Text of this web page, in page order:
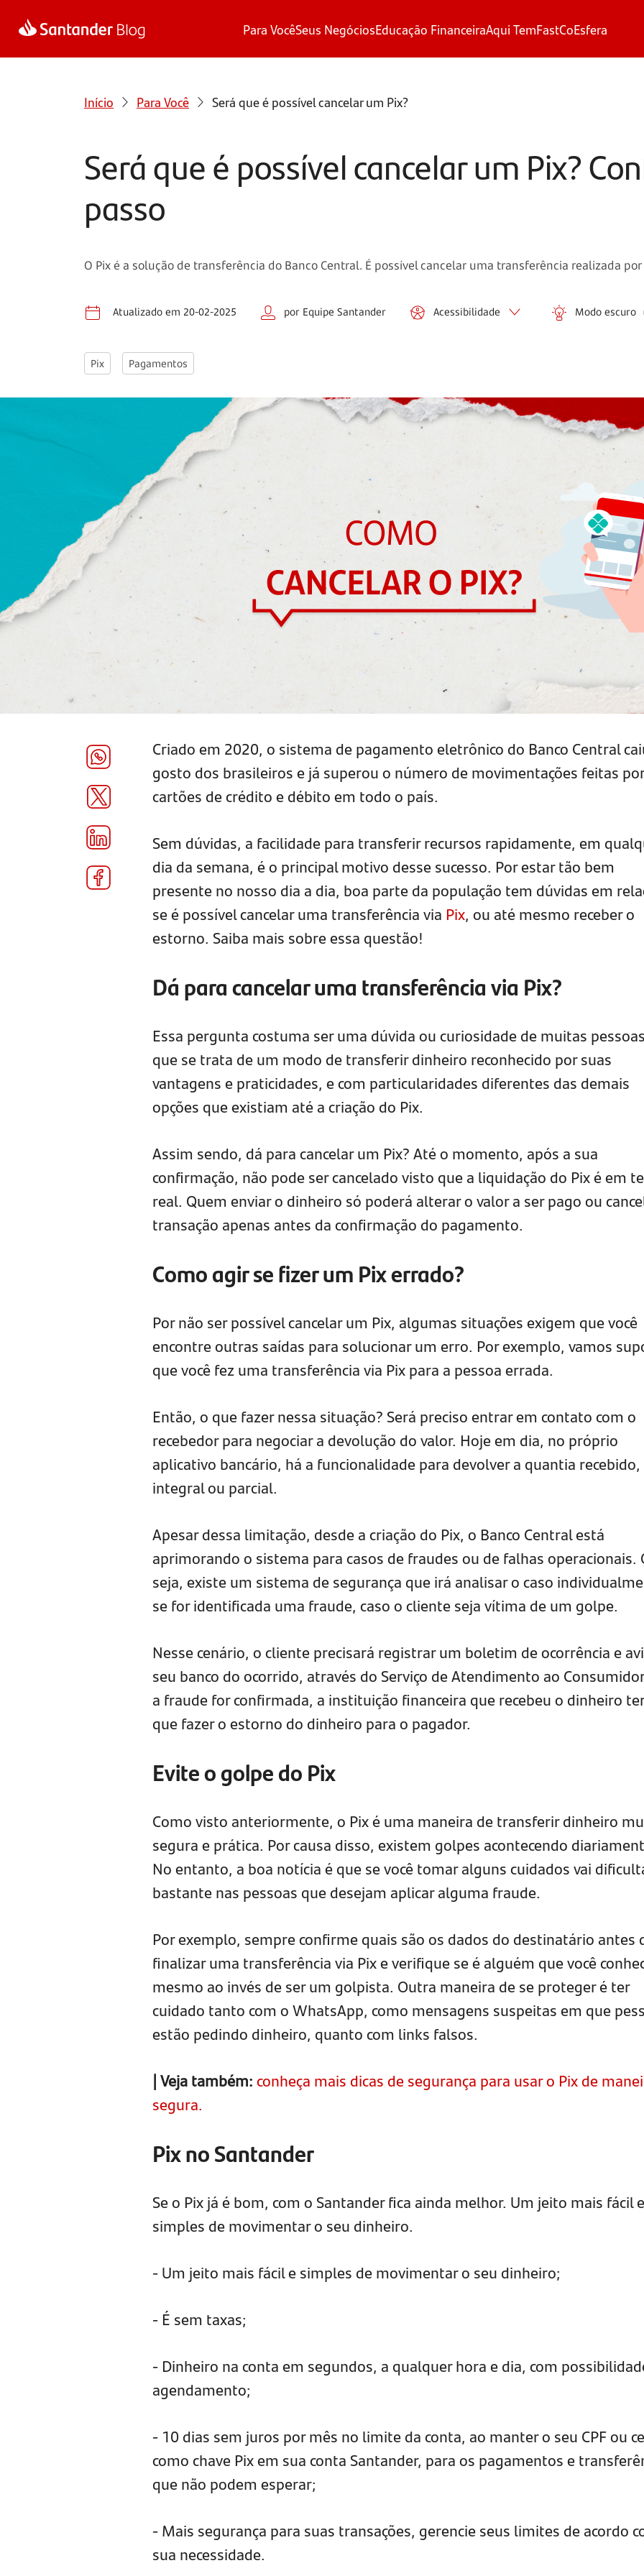
Para VocêSeus NegóciosEducação FinanceiraAqui TemFastCoEsfera
Início Para Você Será que é possível cancelar um Pix?
Será que é possível cancelar um Pix?
passo
O Pix é a solução de transferência do Banco Central. É possível cancelar uma transferência realizada por
Atualizado em 20-02-2025 por Equipe Santander Acessibilidade Modo escuro
Pix Pagamentos
Criado em 2020, o sistema de pagamento eletrônico do Banco Central
gosto dos brasileiros e já superou o número de movimentações feitas por
cartões de crédito e débito em todo o país.
Sem dúvidas, a facilidade para transferir recursos rapidamente, em
dia da semana, é o principal motivo desse sucesso. Por estar tão bem
presente no nosso dia a dia, boa parte da população tem dúvidas em
se é possível cancelar uma transferência via Pix, ou até mesmo receber o
estorno. Saiba mais sobre essa questão!
Dá para cancelar uma transferência via Pix?
Essa pergunta costuma ser uma dúvida ou curiosidade de muitas
que se trata de um modo de transferir dinheiro reconhecido por suas
vantagens e praticidades, e com particularidades diferentes das demais
opções que existiam até a criação do Pix.
Assim sendo, dá para cancelar um Pix? Até o momento, após a sua
confirmação, não pode ser cancelado visto que a liquidação do Pix é em
real. Quem enviar o dinheiro só poderá alterar o valor a ser pago ou
transação apenas antes da confirmação do pagamento.
Como agir se fizer um Pix errado?
Por não ser possível cancelar um Pix, algumas situações exigem que você
encontre outras saídas para solucionar um erro. Por exemplo, vamos
que você fez uma transferência via Pix para a pessoa errada.
Então, o que fazer nessa situação? Será preciso entrar em contato com o
recebedor para negociar a devolução do valor. Hoje em dia, no próprio
aplicativo bancário, há a funcionalidade para devolver a quantia recebido,
integral ou parcial.
Apesar dessa limitação, desde a criação do Pix, o Banco Central está
aprimorando o sistema para casos de fraudes ou de falhas operacionais.
seja, existe um sistema de segurança que irá analisar o caso
se for identificada uma fraude, caso o cliente seja vítima de um golpe.
Nesse cenário, o cliente precisará registrar um boletim de ocorrência e
seu banco do ocorrido, através do Serviço de Atendimento ao
a fraude for confirmada, a instituição financeira que recebeu o dinheiro
que fazer o estorno do dinheiro para o pagador.
Evite o golpe do Pix
Como visto anteriormente, o Pix é uma maneira de transferir dinheiro
segura e prática. Por causa disso, existem golpes acontecendo
No entanto, a boa notícia é que se você tomar alguns cuidados vai
bastante nas pessoas que desejam aplicar alguma fraude.
Por exemplo, sempre confirme quais são os dados do destinatário antes
finalizar uma transferência via Pix e verifique se é alguém que você
mesmo ao invés de ser um golpista. Outra maneira de se proteger é ter
cuidado tanto com o WhatsApp, como mensagens suspeitas em que
estão pedindo dinheiro, quanto com links falsos.
| Veja também:conheça mais dicas de segurança para usar o Pix de
segura.
Pix no Santander
Se o Pix já é bom, com o Santander fica ainda melhor. Um jeito mais fácil e
simples de movimentar o seu dinheiro.
- Um jeito mais fácil e simples de movimentar o seu dinheiro;
- É sem taxas;
- Dinheiro na conta em segundos, a qualquer hora e dia, com
agendamento;
- 10 dias sem juros por mês no limite da conta, ao manter o seu CPF ou
como chave Pix em sua conta Santander, para os pagamentos e
que não podem esperar;
- Mais segurança para suas transações, gerencie seus limites de acordo
sua necessidade.